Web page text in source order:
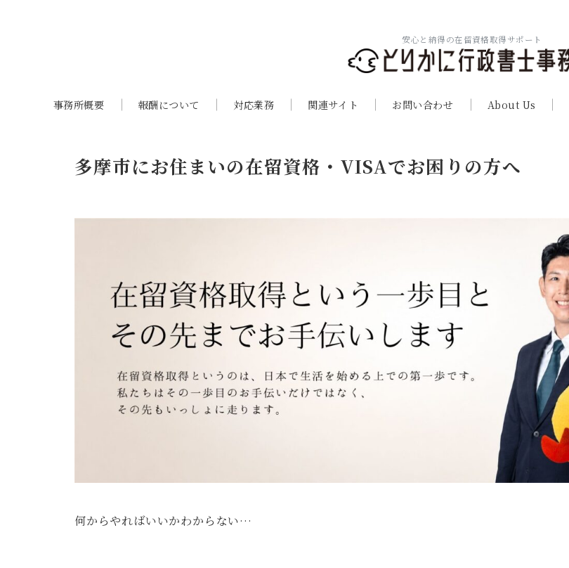
安心と納得の在留資格取得サポート
事務所概要 報酬について 対応業務 関連サイト お問い合わせ About Us
多摩市にお住まいの在留資格・VISAでお困りの方へ
何からやればいいかわからない…